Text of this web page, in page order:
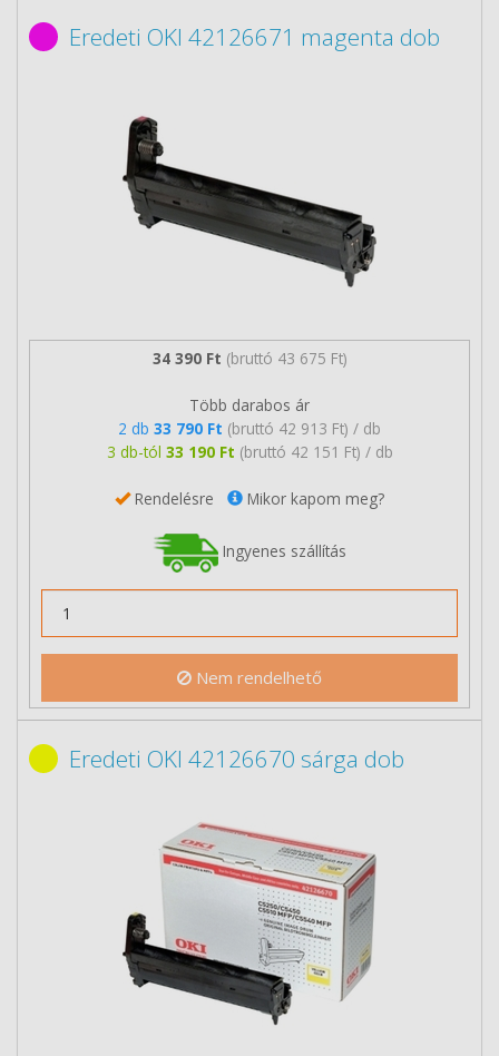
Eredeti OKI 42126671 magenta dob
34 390 Ft (bruttó 43 675 Ft)
Több darabos ár
2 db 33 790 Ft (bruttó 42 913 Ft) / db
3 db-tól 33 190 Ft (bruttó 42 151 Ft) / db
Rendelésre Mikor kapom meg?
Ingyenes szállítás
Nem rendelhető
Eredeti OKI 42126670 sárga dob